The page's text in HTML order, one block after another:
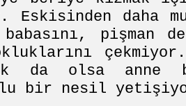
Eskisinden daha
pişman
da olsa anne
bir nesil